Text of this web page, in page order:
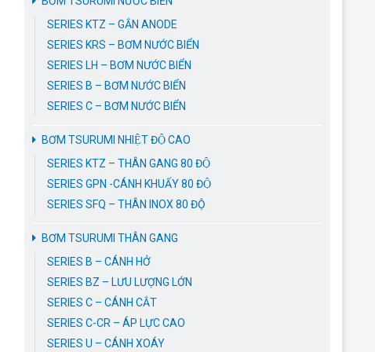
SERIES KTZ – GẮN ANODE
SERIES KRS – BƠM NƯỚC BIỂN
SERIES LH – BƠM NƯỚC BIỂN
SERIES B – BƠM NƯỚC BIỂN
SERIES C – BƠM NƯỚC BIỂN
BƠM TSURUMI NHIỆT ĐỘ CAO
SERIES KTZ – THÂN GANG 80 ĐỘ
SERIES GPN -CÁNH KHUẤY 80 ĐỘ
SERIES SFQ – THÂN INOX 80 ĐỘ
BƠM TSURUMI THÂN GANG
SERIES B – CÁNH HỞ
SERIES BZ – LƯU LƯỢNG LỚN
SERIES C – CÁNH CẮT
SERIES C-CR – ÁP LỰC CAO
SERIES U – CÁNH XOÁY